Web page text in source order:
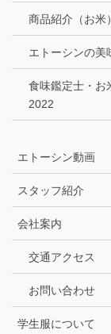
商品紹介（お米）
エトーシンの美
食味鑑定士・
2022
エトーシン動画
スタッフ紹介
会社案内
交通アクセス
お問い合わせ
学生服について